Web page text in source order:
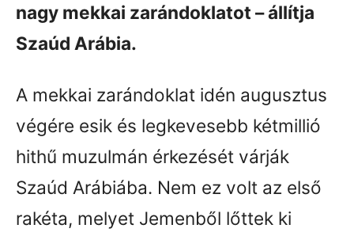
nagy mekkai zarándoklatot – állítja
Szaúd Arábia.
A mekkai zarándoklat idén augusztus
végére esik és legkevesebb kétmillió
hithű muzulmán érkezését várják
Szaúd Arábiába. Nem ez volt az első
rakéta, melyet Jemenből lőttek ki